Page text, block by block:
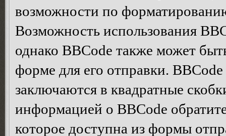
возможности по
Возможность использования
однако BBCode также может
форме для его отправки.
заключаются в квадратные
информацией о BBCode
которое доступна из формы